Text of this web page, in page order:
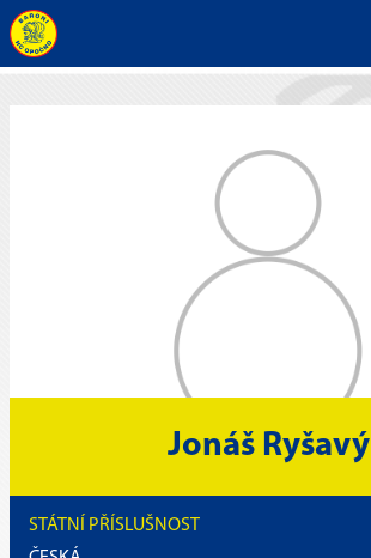
Jonáš Ryšavý
STÁTNÍ PŘÍSLUŠNOST